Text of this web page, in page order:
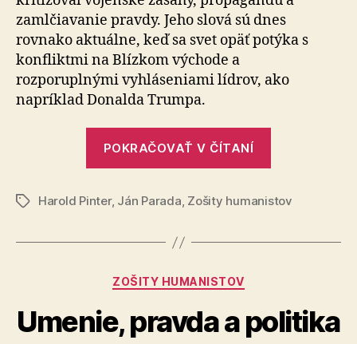
zamlčiavanie pravdy. Jeho slová sú dnes
rovnako aktuálne, keď sa svet opäť potýka s
kon­flik­tmi na Blízkom východe a
rozporuplnými vyhláseniami lídrov, ako
napríklad Donalda Trumpa.
POKRAČOVAŤ V ČÍTANÍ
reč,
varuje
moci
–
ZnačkyHarold Pinter, Ján Parada, Zošity humanistov
Kategórie
ZOŠITY HUMANISTOV
Umenie, pravda a politika